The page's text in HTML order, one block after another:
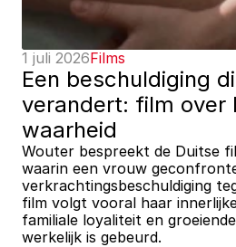
1 juli 2026Films
Een beschuldiging
verandert: film over
waarheid
Wouter bespreekt de Duitse
waarin een vrouw
verkrachtingsbeschuldiging
film volgt vooral haar
familiale loyaliteit en
werkelijk is gebeurd.